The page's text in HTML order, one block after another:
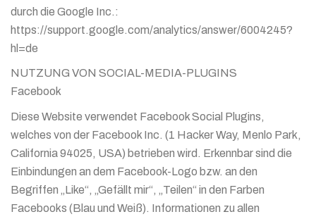
durch die Google Inc.:
https://support.google.com/analytics/answer/6004245?
hl=de
NUTZUNG VON SOCIAL-MEDIA-PLUGINS
Facebook
Diese Website verwendet Facebook Social Plugins,
welches von der Facebook Inc. (1 Hacker Way, Menlo Park,
California 94025, USA) betrieben wird. Erkennbar sind die
Einbindungen an dem Facebook-Logo bzw. an den
Begriffen „Like“, „Gefällt mir“, „Teilen“ in den Farben
Facebooks (Blau und Weiß). Informationen zu allen